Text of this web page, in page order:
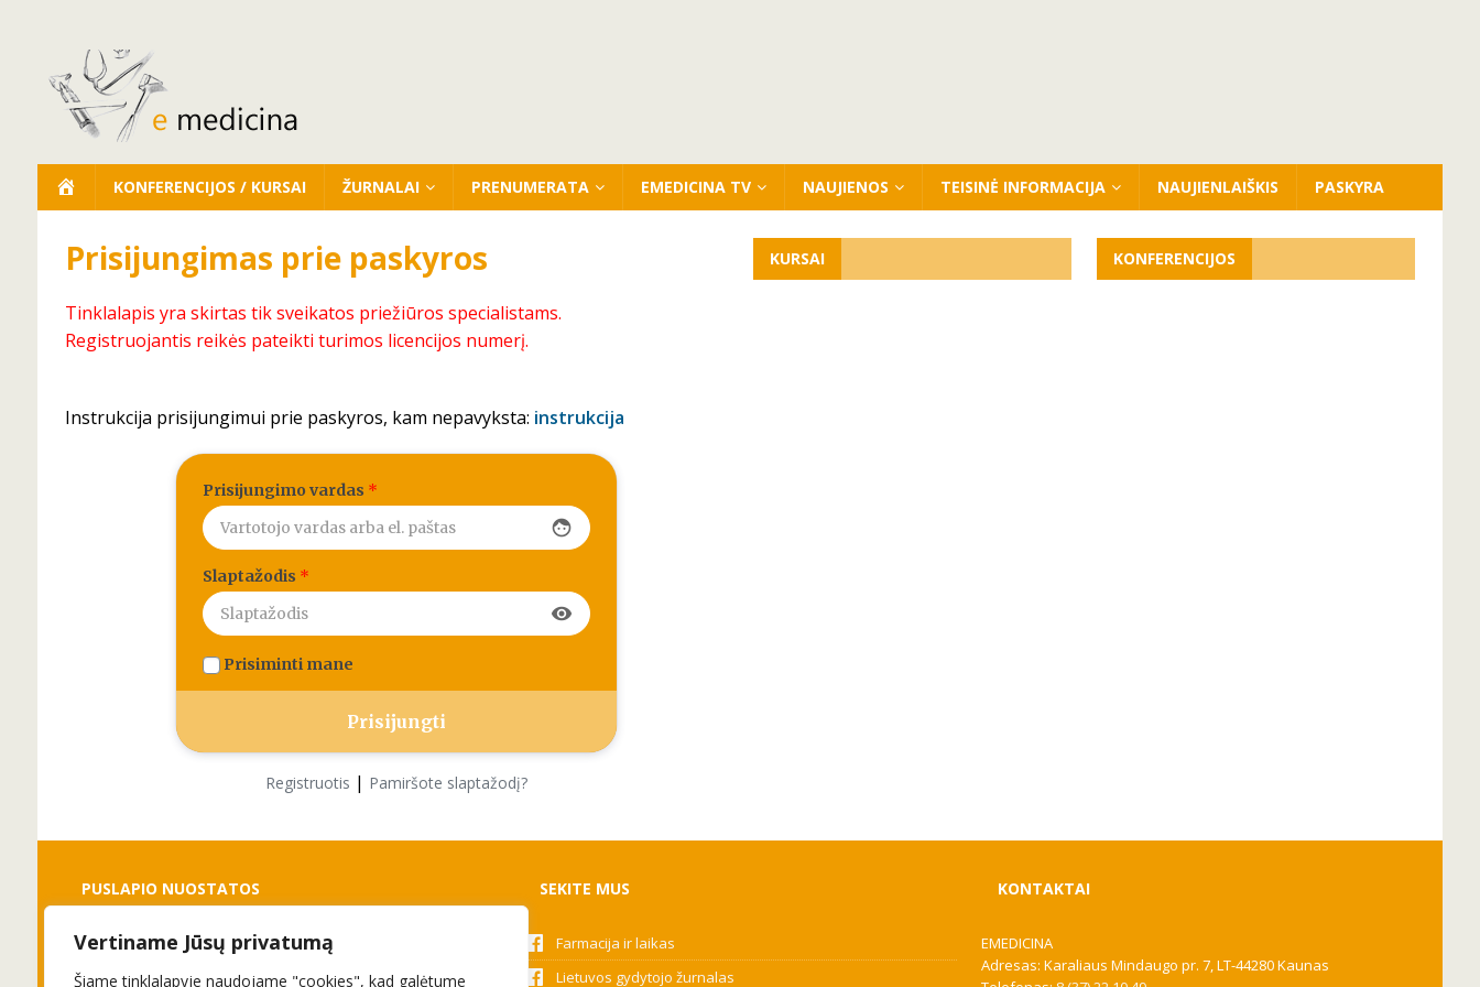
Vertiname Jūsų privatumą
Šiame tinklalapyje naudojame "cookies", kad galėtume
KONFERENCIJOS / KURSAI ŽURNALAI PRENUMERATA EMEDICINA TV NAUJIENOS TEISINĖ INFORMACIJA NAUJIENLAIŠKIS PASKYRA
Prisijungimas prie paskyros
Tinklalapis yra skirtas tik sveikatos priežiūros specialistams.
Registruojantis reikės pateikti turimos licencijos numerį.
Instrukcija prisijungimui prie paskyros, kam nepavyksta: instrukcija
Prisijungimo vardas *
face
Slaptažodis *
visibility
Prisiminti mane
Registruotis | Pamiršote slaptažodį?
KURSAI KONFERENCIJOS
PUSLAPIO NUOSTATOS
Slapukai
Privatumo politika
SEKITE MUS
Farmacija ir laikas
Lietuvos gydytojo žurnalas
KONTAKTAI
EMEDICINA
Adresas: Karaliaus Mindaugo pr. 7, LT-44280 Kaunas